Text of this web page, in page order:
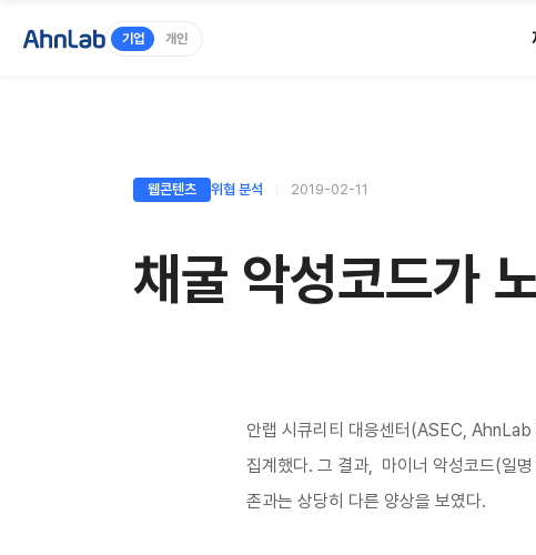
기업 개인
웹콘텐츠 위협 분석 2019-02-11
채굴 악성코드가
안랩 시큐리티 대응센터(ASEC,
집계했다. 그 결과, 마이너 악성코드(일
존과는 상당히 다른 양상을 보였다.